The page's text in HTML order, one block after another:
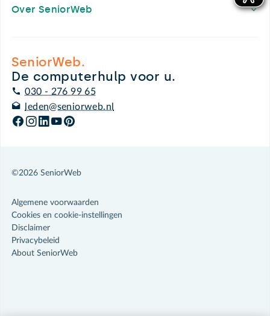
Over SeniorWeb
SeniorWeb.
De computerhulp voor u.
030 - 276 99 65
leden@seniorweb.nl
©2026 SeniorWeb
Algemene voorwaarden
Cookies en cookie-instellingen
Disclaimer
Privacybeleid
About SeniorWeb